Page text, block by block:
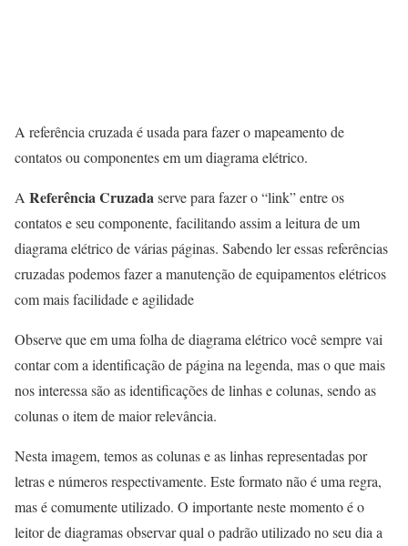
A referência cruzada é usada para fazer o mapeamento de
contatos ou componentes em um diagrama elétrico.
A Referência Cruzadaserve para fazer o “link” entre os
contatos e seu componente, facilitando assim a leitura de um
diagrama elétrico de várias páginas. Sabendo ler essas referências
cruzadas podemos fazer a manutenção de equipamentos elétricos
com mais facilidade e agilidade
Observe que em uma folha de diagrama elétrico você sempre vai
contar com a identificação de página na legenda, mas o que mais
nos interessa são as identificações de linhas e colunas, sendo as
colunas o item de maior relevância.
Nesta imagem, temos as colunas e as linhas representadas por
letras e números respectivamente. Este formato não é uma regra,
mas é comumente utilizado. O importante neste momento é o
leitor de diagramas observar qual o padrão utilizado no seu dia a